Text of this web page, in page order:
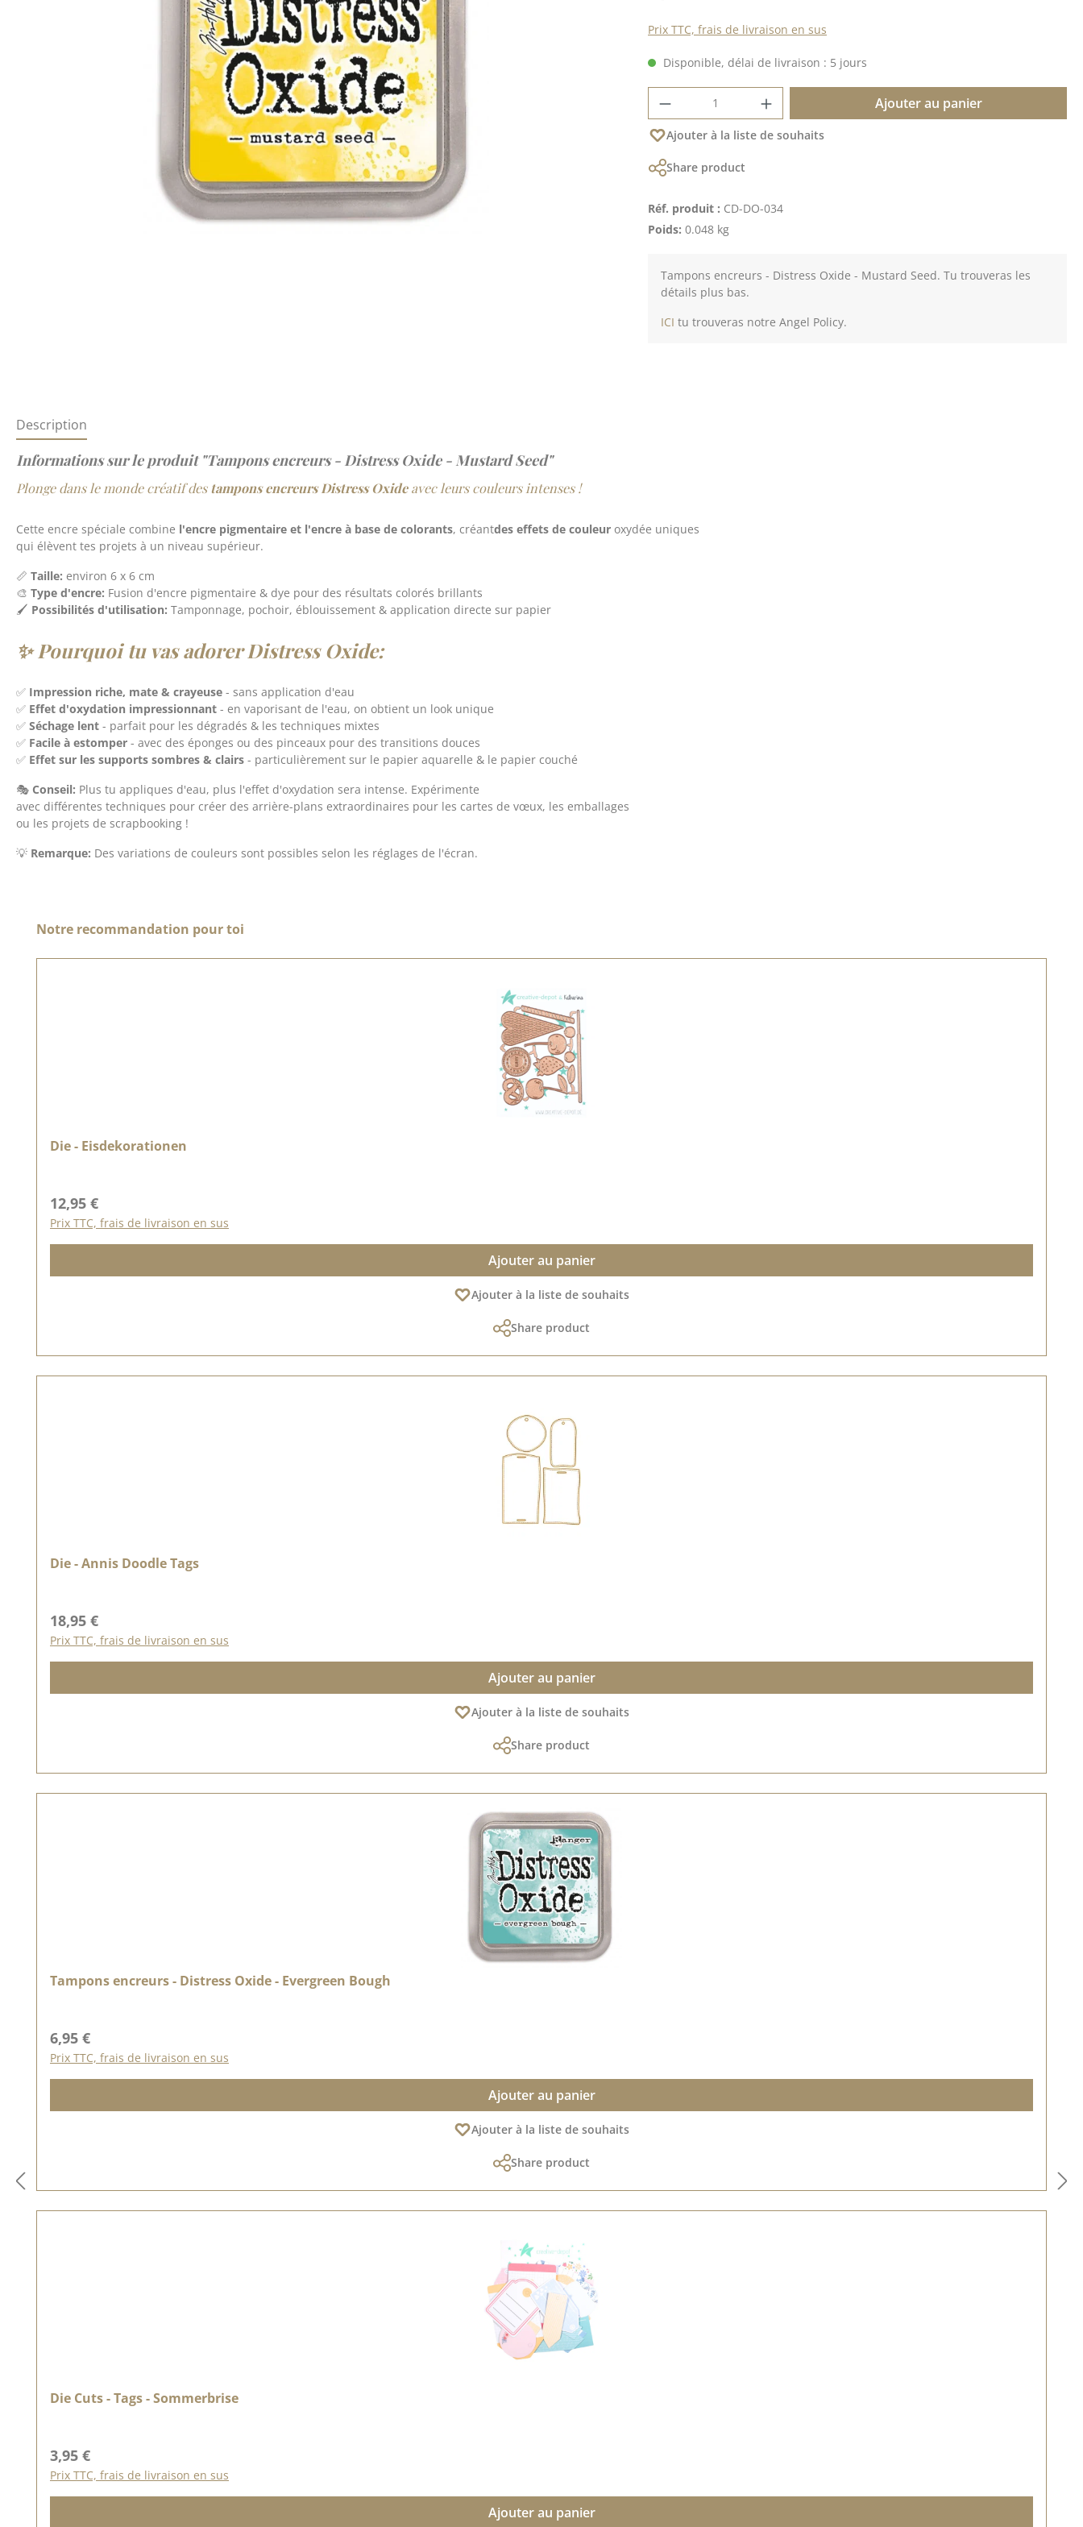
Prix TTC, frais de livraison en sus
Disponible, délai de livraison : 5 jours
Quantité de produit : Entrez la quantité
Ajouter au panier
Ajouter à la liste de souhaits
Share product
Réf. produit : CD-DO-034
Poids: 0.048 kg
Tampons encreurs - Distress Oxide - Mustard Seed. Tu trouveras les
détails plus bas.
ICI tu trouveras notre Angel Policy.
Description
Informations sur le produit "Tampons encreurs - Distress Oxide - Mustard Seed"
Plonge dans le monde créatif destampons encreurs Distress Oxideavec leurs couleurs intenses !
Cette encre spéciale combine l'encre pigmentaire et l'encre à base de colorants, créantdes effets de couleur oxydée uniques
qui élèvent tes projets à un niveau supérieur.
📏 Taille: environ 6 x 6 cm
🎨 Type d'encre: Fusion d'encre pigmentaire & dye pour des résultats colorés brillants
🖌️ Possibilités d'utilisation: Tamponnage, pochoir, éblouissement & application directe sur papier
✨ Pourquoi tu vas adorer Distress Oxide:
✅ Impression riche, mate & crayeuse - sans application d'eau
✅ Effet d'oxydation impressionnant - en vaporisant de l'eau, on obtient un look unique
✅ Séchage lent - parfait pour les dégradés & les techniques mixtes
✅ Facile à estomper - avec des éponges ou des pinceaux pour des transitions douces
✅ Effet sur les supports sombres & clairs - particulièrement sur le papier aquarelle & le papier couché
🎭 Conseil: Plus tu appliques d'eau, plus l'effet d'oxydation sera intense. Expérimente
avec différentes techniques pour créer des arrière-plans extraordinaires pour les cartes de vœux, les emballages
ou les projets de scrapbooking !
💡 Remarque: Des variations de couleurs sont possibles selon les réglages de l'écran.
Ignorer la galerie de produits
Notre recommandation pour toi
Die - Eisdekorationen
Prix régulier :
12,95 €
Prix TTC, frais de livraison en sus
Ajouter au panier
Ajouter à la liste de souhaits
Share product
Die - Annis Doodle Tags
Prix régulier :
18,95 €
Prix TTC, frais de livraison en sus
Ajouter au panier
Ajouter à la liste de souhaits
Share product
Tampons encreurs - Distress Oxide - Evergreen Bough
Prix régulier :
6,95 €
Prix TTC, frais de livraison en sus
Ajouter au panier
Ajouter à la liste de souhaits
Share product
Die Cuts - Tags - Sommerbrise
Prix régulier :
3,95 €
Prix TTC, frais de livraison en sus
Ajouter au panier